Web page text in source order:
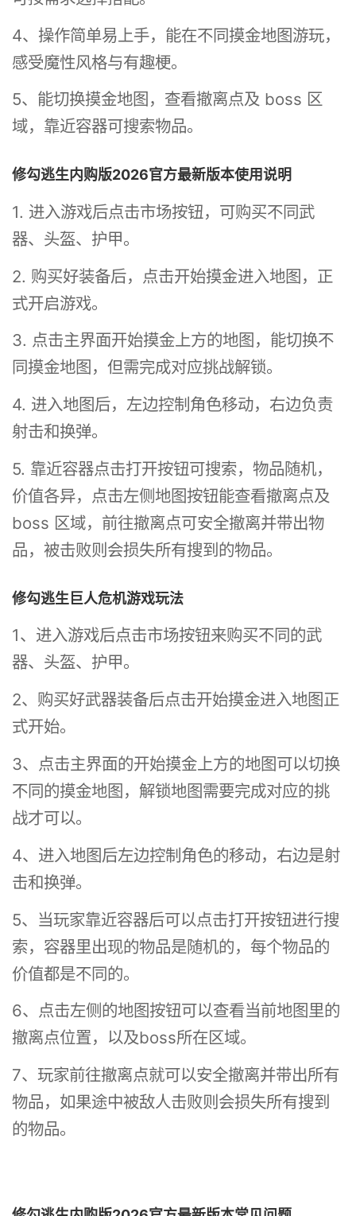
4、操作简单易上手，能在不同摸金地图游玩，
感受魔性风格与有趣梗。
5、能切换摸金地图，查看撤离点及 boss 区
域，靠近容器可搜索物品。
修勾逃生内购版2026官方最新版本使用说明
1. 进入游戏后点击市场按钮，可购买不同武
器、头盔、护甲。
2. 购买好装备后，点击开始摸金进入地图，正
式开启游戏。
3. 点击主界面开始摸金上方的地图，能切换不
同摸金地图，但需完成对应挑战解锁。
4. 进入地图后，左边控制角色移动，右边负责
射击和换弹。
5. 靠近容器点击打开按钮可搜索，物品随机，
价值各异，点击左侧地图按钮能查看撤离点及
boss 区域，前往撤离点可安全撤离并带出物
品，被击败则会损失所有搜到的物品。
修勾逃生巨人危机游戏玩法
1、进入游戏后点击市场按钮来购买不同的武
器、头盔、护甲。
2、购买好武器装备后点击开始摸金进入地图正
式开始。
3、点击主界面的开始摸金上方的地图可以切换
不同的摸金地图，解锁地图需要完成对应的挑
战才可以。
4、进入地图后左边控制角色的移动，右边是射
击和换弹。
5、当玩家靠近容器后可以点击打开按钮进行搜
索，容器里出现的物品是随机的，每个物品的
价值都是不同的。
6、点击左侧的地图按钮可以查看当前地图里的
撤离点位置，以及boss所在区域。
7、玩家前往撤离点就可以安全撤离并带出所有
物品，如果途中被敌人击败则会损失所有搜到
的物品。